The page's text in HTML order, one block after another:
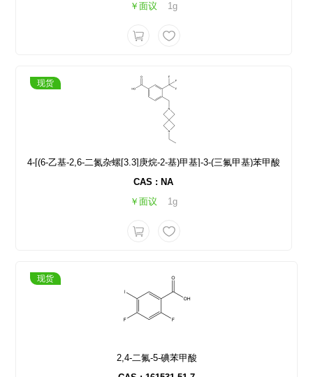
￥面议
1g
现货
4-[(6-乙基-2,6-二氮杂螺[3.3]庚烷-2-基)甲基]-3-(三氟甲基)苯甲酸
CAS : NA
￥面议
1g
现货
2,4-二氟-5-碘苯甲酸